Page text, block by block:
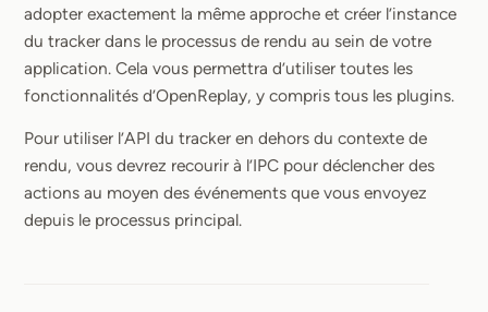
adopter exactement la même approche et créer l’instance
du tracker dans le processus de rendu au sein de votre
application. Cela vous permettra d’utiliser toutes les
fonctionnalités d’OpenReplay, y compris tous les plugins.
Pour utiliser l’API du tracker en dehors du contexte de
rendu, vous devrez recourir à l’IPC pour déclencher des
actions au moyen des événements que vous envoyez
depuis le processus principal.